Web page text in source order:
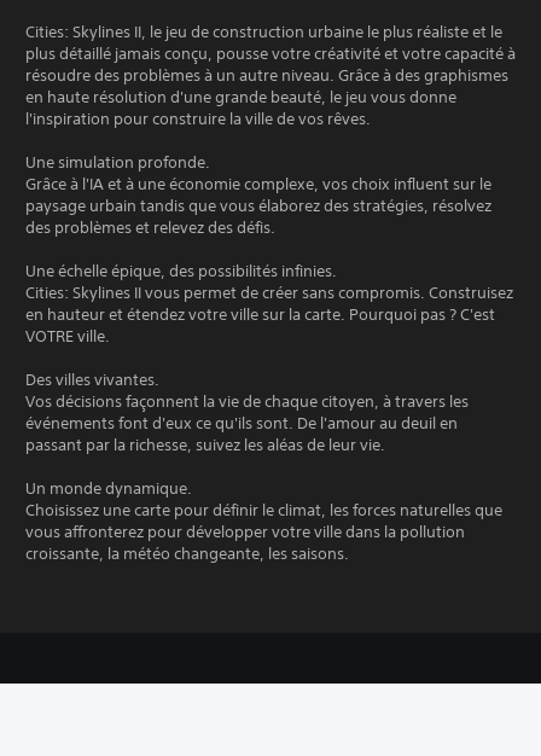
Cities: Skylines II, le jeu de construction urbaine le plus réaliste et le
plus détaillé jamais conçu, pousse votre créativité et votre capacité à
résoudre des problèmes à un autre niveau. Grâce à des graphismes
en haute résolution d'une grande beauté, le jeu vous donne
l'inspiration pour construire la ville de vos rêves.
Une simulation profonde.
Grâce à l'IA et à une économie complexe, vos choix influent sur le
paysage urbain tandis que vous élaborez des stratégies, résolvez
des problèmes et relevez des défis.
Une échelle épique, des possibilités infinies.
Cities: Skylines II vous permet de créer sans compromis. Construisez
en hauteur et étendez votre ville sur la carte. Pourquoi pas ? C'est
VOTRE ville.
Des villes vivantes.
Vos décisions façonnent la vie de chaque citoyen, à travers les
événements font d'eux ce qu'ils sont. De l'amour au deuil en
passant par la richesse, suivez les aléas de leur vie.
Un monde dynamique.
Choisissez une carte pour définir le climat, les forces naturelles que
vous affronterez pour développer votre ville dans la pollution
croissante, la météo changeante, les saisons.